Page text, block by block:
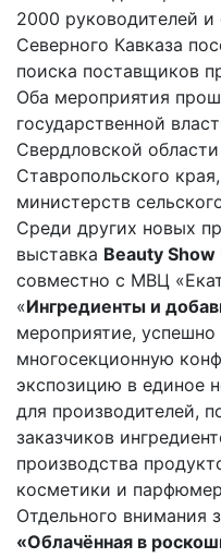
2000 руководителей и
Северного Кавказа
поиска поставщиков
Оба мероприятия
государственной
Свердловской
Ставропольского
министерств
Среди других новых
выставка Beauty Show
совместно с МВЦ
«Ингредиенты и
мероприятие,
многосекционную
экспозицию в единое
для производителей,
заказчиков
производства
косметики и
Отдельного внимания
«Облачённая в